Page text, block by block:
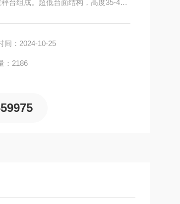
台组成。超低台面结构，高度35-40m
间：2024-10-25
：2186